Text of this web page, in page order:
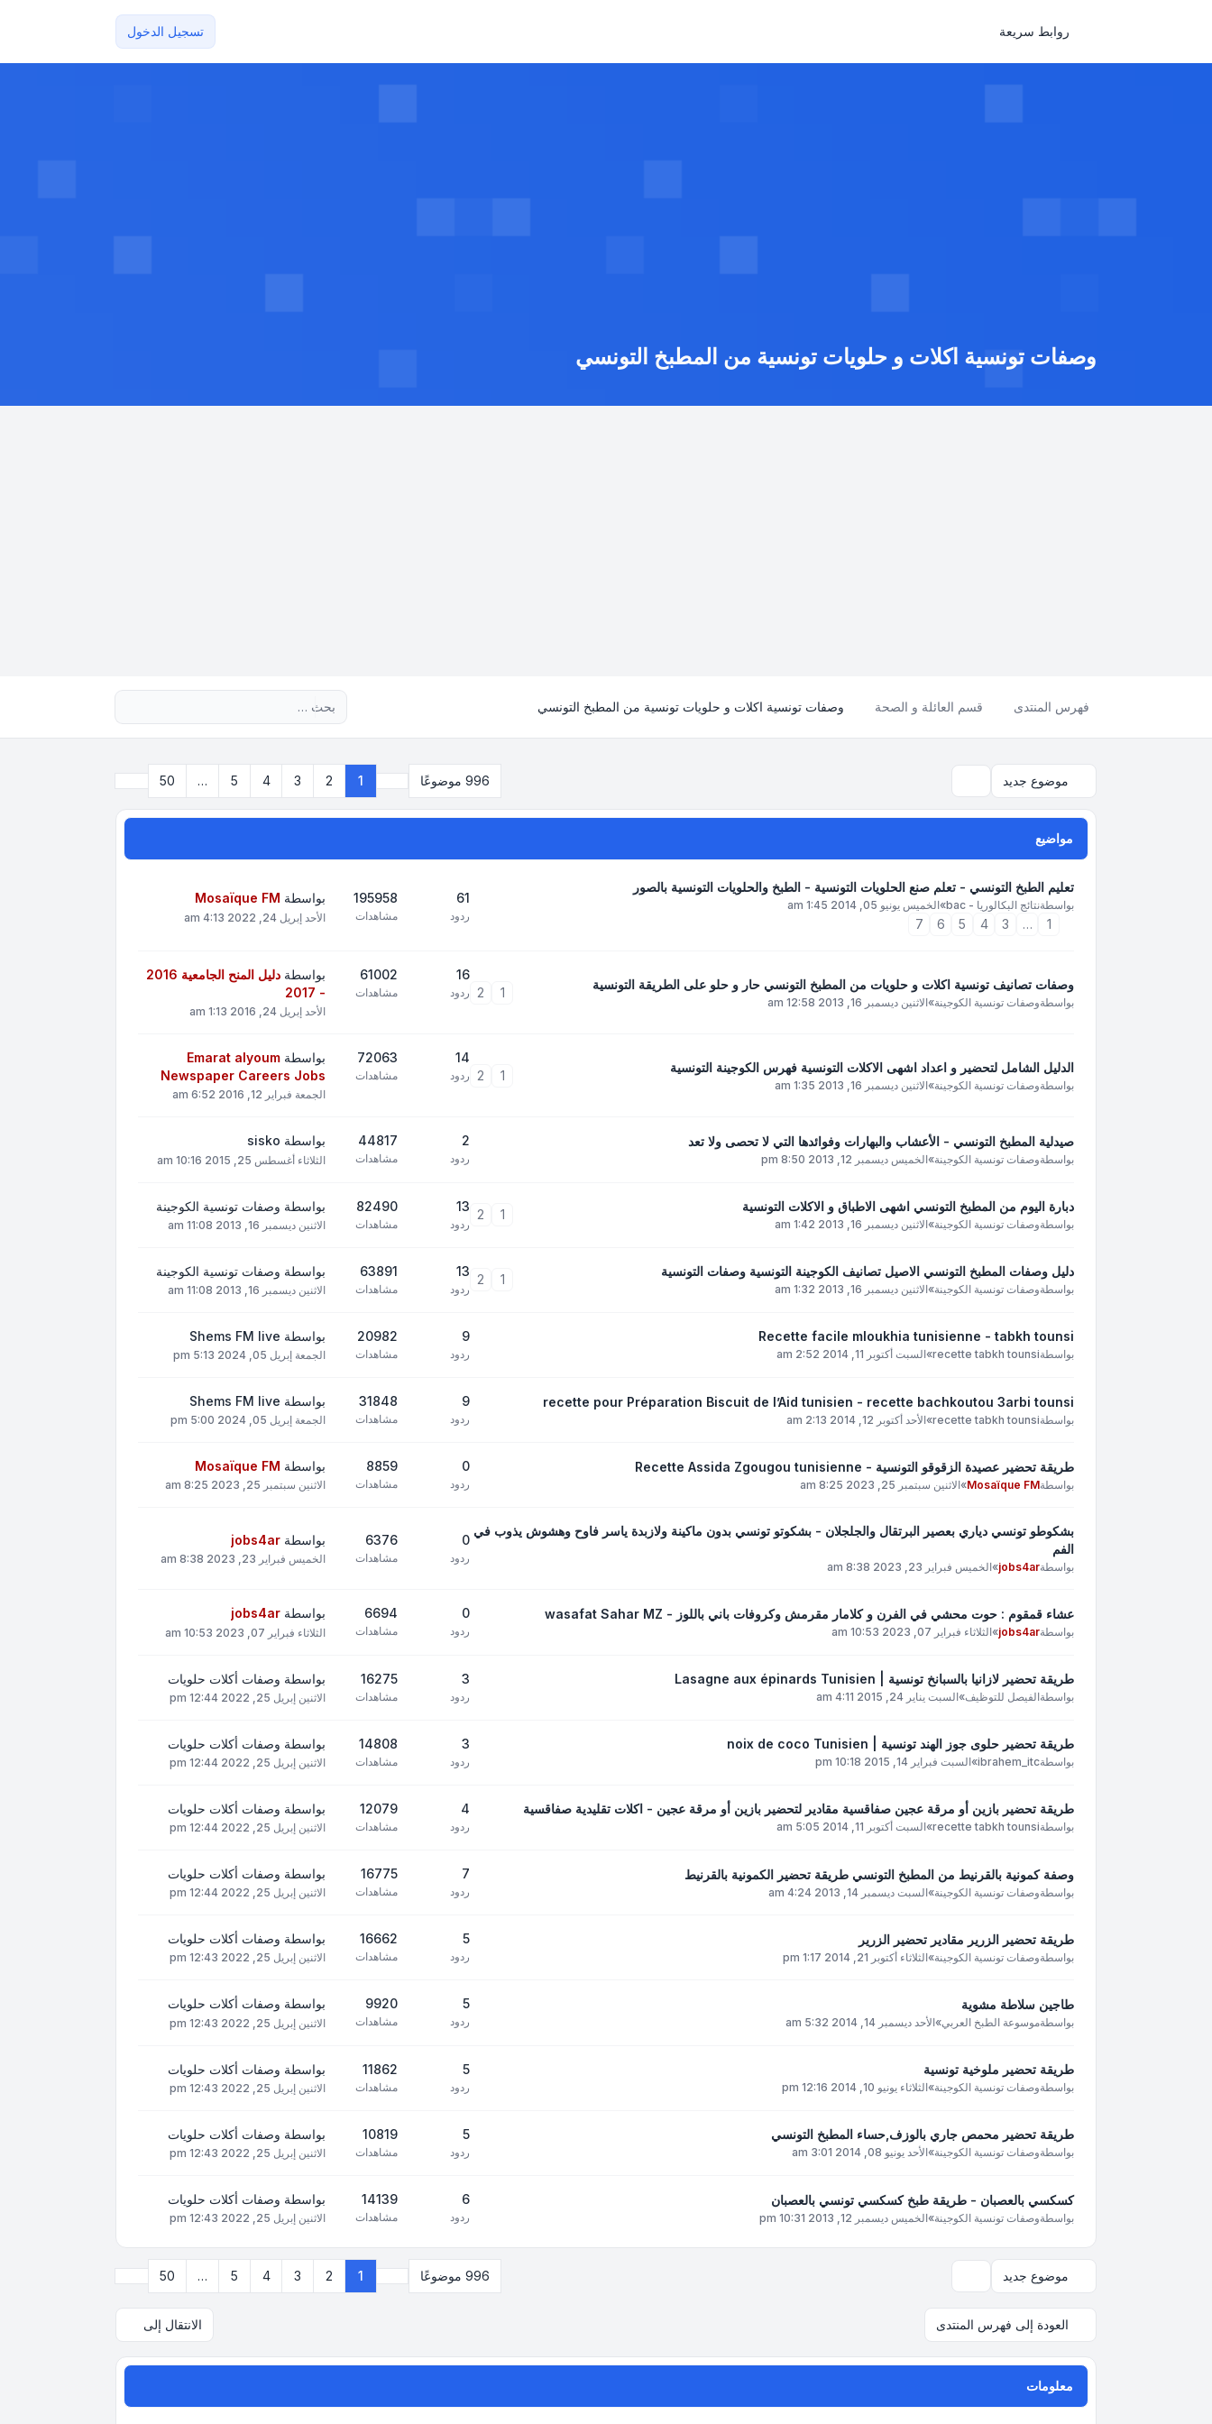
روابط سريعة تسجيل الدخول
وصفات تونسية اكلات و حلويات تونسية من المطبخ التونسي
فهرس المنتدى قسم العائلة و الصحة وصفات تونسية اكلات و حلويات تونسية من المطبخ التونسي
موضوع جديد 996 موضوعًا صفحة1
50 1
2
3
4
5
…
50
مواضيع
تعليم الطبخ التونسي - تعلم صنع الحلويات التونسية - الطبخ والحلويات التونسية بالصور
بواسطةنتائج البكالوريا - bac »الخميس يونيو 05, 2014 1:45 am
1
…
3
4
5
6
7
61
ردود
195958
مشاهدات
بواسطة Mosaïque FM
الأحد إبريل 24, 2022 4:13 am
وصفات تصانيف تونسية اكلات و حلويات من المطبخ التونسي حار و حلو على الطريقة التونسية
بواسطةوصفات تونسية الكوجينة»الاثنين ديسمبر 16, 2013 12:58 am
1
2
16
ردود
61002
مشاهدات
بواسطة
دليل المنح الجامعية 2016
- 2017
الأحد إبريل 24, 2016 1:13 am
الدليل الشامل لتحضير و اعداد اشهى الاكلات التونسية فهرس الكوجينة التونسية
بواسطةوصفات تونسية الكوجينة»الاثنين ديسمبر 16, 2013 1:35 am
1
2
14
ردود
72063
مشاهدات
بواسطة Emarat alyoum
Newspaper Careers Jobs
الجمعة فبراير 12, 2016 6:52 am
صيدلية المطبخ التونسي - الأعشاب والبهارات وفوائدها التي لا تحصى ولا تعد
بواسطةوصفات تونسية الكوجينة»الخميس ديسمبر 12, 2013 8:50 pm
2
ردود
44817
مشاهدات
بواسطة sisko
الثلاثاء أغسطس 25, 2015 10:16 am
دبارة اليوم من المطبخ التونسي اشهى الاطباق و الاكلات التونسية
بواسطةوصفات تونسية الكوجينة»الاثنين ديسمبر 16, 2013 1:42 am
1
2
13
ردود
82490
مشاهدات
بواسطة وصفات تونسية الكوجينة
الاثنين ديسمبر 16, 2013 11:08 am
دليل وصفات المطبخ التونسي الاصيل تصانيف الكوجينة التونسية وصفات التونسية
بواسطةوصفات تونسية الكوجينة»الاثنين ديسمبر 16, 2013 1:32 am
1
2
13
ردود
63891
مشاهدات
بواسطة وصفات تونسية الكوجينة
الاثنين ديسمبر 16, 2013 11:08 am
Recette facile mloukhia tunisienne - tabkh tounsi
بواسطةrecette tabkh tounsi
»السبت أكتوبر 11, 2014 2:52 am
9
ردود
20982
مشاهدات
بواسطة Shems FM live
الجمعة إبريل 05, 2024 5:13 pm
recette pour Préparation Biscuit de l’Aid tunisien - recette bachkoutou 3arbi tounsi
بواسطةrecette tabkh tounsi
»الأحد أكتوبر 12, 2014 2:13 am
9
ردود
31848
مشاهدات
بواسطة Shems FM live
الجمعة إبريل 05, 2024 5:00 pm
طريقة تحضير عصيدة الزقوقو التونسية - Recette Assida Zgougou tunisienne
بواسطةMosaïque FM
»الاثنين سبتمبر 25, 2023 8:25 am
0
ردود
8859
مشاهدات
بواسطة Mosaïque FM
الاثنين سبتمبر 25, 2023 8:25 am
بشكوطو تونسي دياري بعصير البرتقال والجلجلان - بشكوتو تونسي بدون ماكينة ولازبدة ياسر فاوح وهشوش يذوب في
الفم
بواسطةjobs4ar
»الخميس فبراير 23, 2023 8:38 am
0
ردود
6376
مشاهدات
بواسطة jobs4ar
الخميس فبراير 23, 2023 8:38 am
عشاء قمقوم : حوت محشي في الفرن و كلامار مقرمش وكروفات باني باللوز - wasafat Sahar MZ
بواسطةjobs4ar
»الثلاثاء فبراير 07, 2023 10:53 am
0
ردود
6694
مشاهدات
بواسطة jobs4ar
الثلاثاء فبراير 07, 2023 10:53 am
طريقة تحضير لازانيا بالسبانخ تونسية | Lasagne aux épinards Tunisien
بواسطةالفيصل للتوظيف»السبت يناير 24, 2015 4:11 am
3
ردود
16275
مشاهدات
بواسطة وصفات أكلات حلويات
الاثنين إبريل 25, 2022 12:44 pm
طريقة تحضير حلوى جوز الهند تونسية | noix de coco Tunisien
بواسطةibrahem_itc
»السبت فبراير 14, 2015 10:18 pm
3
ردود
14808
مشاهدات
بواسطة وصفات أكلات حلويات
الاثنين إبريل 25, 2022 12:44 pm
طريقة تحضير بازين أو مرقة عجين صفاقسية مقادير لتحضير بازين أو مرقة عجين - اكلات تقليدية صفاقسية
بواسطةrecette tabkh tounsi
»السبت أكتوبر 11, 2014 5:05 am
4
ردود
12079
مشاهدات
بواسطة وصفات أكلات حلويات
الاثنين إبريل 25, 2022 12:44 pm
وصفة كمونية بالقرنيط من المطبخ التونسي طريقة تحضير الكمونية بالقرنيط
بواسطةوصفات تونسية الكوجينة»السبت ديسمبر 14, 2013 4:24 am
7
ردود
16775
مشاهدات
بواسطة وصفات أكلات حلويات
الاثنين إبريل 25, 2022 12:44 pm
طريقة تحضير الزرير مقادير تحضير الزرير
بواسطةوصفات تونسية الكوجينة»الثلاثاء أكتوبر 21, 2014 1:17 pm
5
ردود
16662
مشاهدات
بواسطة وصفات أكلات حلويات
الاثنين إبريل 25, 2022 12:43 pm
طاجين سلاطة مشوية
بواسطةموسوعة الطبخ العربي»الأحد ديسمبر 14, 2014 5:32 am
5
ردود
9920
مشاهدات
بواسطة وصفات أكلات حلويات
الاثنين إبريل 25, 2022 12:43 pm
طريقة تحضير ملوخية تونسية
بواسطةوصفات تونسية الكوجينة»الثلاثاء يونيو 10, 2014 12:16 pm
5
ردود
11862
مشاهدات
بواسطة وصفات أكلات حلويات
الاثنين إبريل 25, 2022 12:43 pm
طريقة تحضير محمص جاري بالوزف,حساء المطبخ التونسي
بواسطةوصفات تونسية الكوجينة»الأحد يونيو 08, 2014 3:01 am
5
ردود
10819
مشاهدات
بواسطة وصفات أكلات حلويات
الاثنين إبريل 25, 2022 12:43 pm
كسكسي بالعصبان - طريقة طبخ كسكسي تونسي بالعصبان
بواسطةوصفات تونسية الكوجينة»الخميس ديسمبر 12, 2013 10:31 pm
6
ردود
14139
مشاهدات
بواسطة وصفات أكلات حلويات
الاثنين إبريل 25, 2022 12:43 pm
موضوع جديد 996 موضوعًا صفحة1
50 1
2
3
4
5
…
50
العودة إلى فهرس المنتدى الانتقال إلى
معلومات